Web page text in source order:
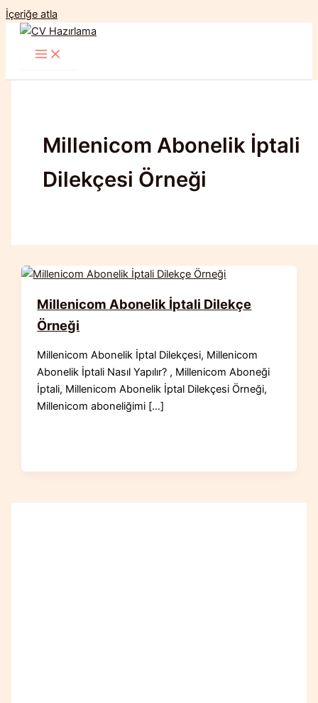
İçeriğe atla
Millenicom Abonelik İptali
Dilekçesi Örneği
Millenicom Abonelik İptali Dilekçe
Örneği
Millenicom Abonelik İptal Dilekçesi, Millenicom
Abonelik İptali Nasıl Yapılır? , Millenicom Aboneği
İptali, Millenicom Abonelik İptal Dilekçesi Örneği,
Millenicom aboneliğimi […]